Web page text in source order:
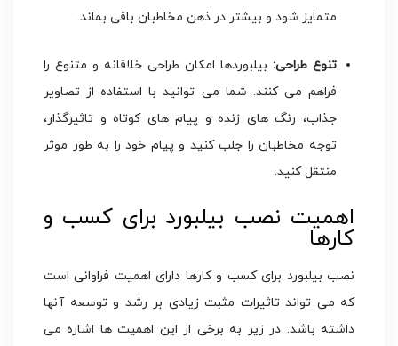
متمایز شود و بیشتر در ذهن مخاطبان باقی بماند.
تنوع طراحی: بیلبوردها امکان طراحی خلاقانه و متنوع را
فراهم می کنند. شما می توانید با استفاده از تصاویر
جذاب، رنگ های زنده و پیام های کوتاه و تاثیرگذار،
توجه مخاطبان را جلب کنید و پیام خود را به طور موثر
منتقل کنید.
اهمیت نصب بیلبورد برای کسب و
کارها
نصب بیلبورد برای کسب و کارها دارای اهمیت فراوانی است
که می تواند تاثیرات مثبت زیادی بر رشد و توسعه آنها
داشته باشد. در زیر به برخی از این اهمیت ها اشاره می